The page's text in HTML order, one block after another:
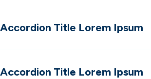
Accordion Title Lorem Ipsum
Accordion Title Lorem Ipsum